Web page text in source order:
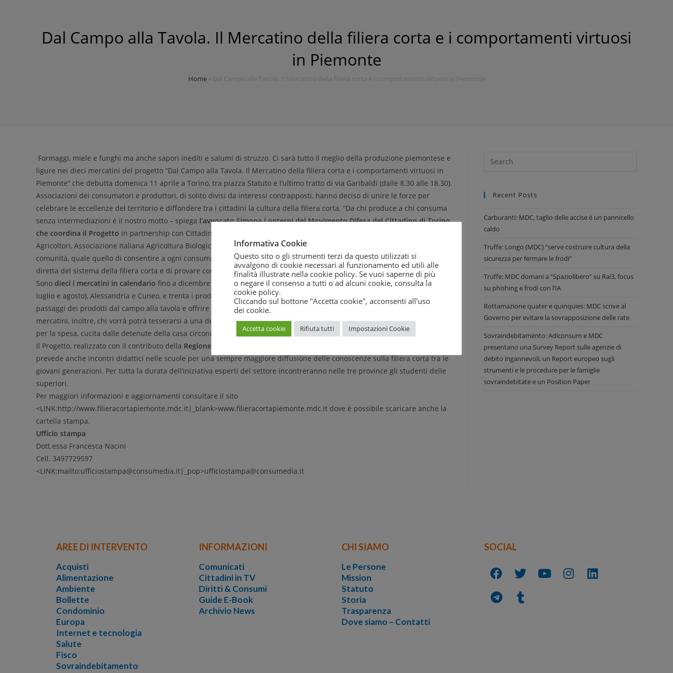
Dal Campo alla Tavola. Il Mercatino della filiera corta e i comportamenti virtuosi
in Piemonte
Home» Dal Campo alla Tavola. Il Mercatino della filiera corta e i comportamenti virtuosi in Piemonte
Formaggi, miele e funghi ma anche sapori inediti e salumi di struzzo. Ci sarà tutto il meglio della produzione piemontese e
ligure nei dieci mercatini del progetto “Dal Campo alla Tavola. Il Mercatino della filiera corta e i comportamenti virtuosi in
Piemonte” che debutta domenica 11 aprile a Torino, tra piazza Statuto e l’ultimo tratto di via Garibaldi (dalle 8.30 alle 18.30).
Associazioni dei consumatori e produttori, di solito divisi da interessi contrapposti, hanno deciso di unire le forze per
celebrare le eccellenze del territorio e diffondere tra i cittadini la cultura della filiera corta. “Da chi produce a chi consuma
senza intermediazioni è il nostro motto – spiega l’avvocato Simona Lonterni del Movimento Difesa del Cittadino di Torino
che coordina il Progetto in partnership con Cittadinanzattiva, MDC Nazionale, Consumedia, Confederazione Italiana
Agricoltori, Associazione Italiana Agricoltura Biologica, Confconsumatori e Assoutenti – vogliamo fornire un utile servizio alla
comunità, quale quello di consentire a ogni consumatore di usufruire e accedere a informazioni volte alla conoscenza
diretta del sistema della filiera corta e di provare con mano l’efficienza e l’efficacia di questo canale di vendita”.
Sono dieci i mercatini in calendario fino a dicembre 2010 tra Torino (dove saranno ogni prima domenica del mese, esclusi
luglio e agosto), Alessandria e Cuneo, e trenta i produttori che si alterneranno alla vendita diretta per abbattere tutti i
passaggi dei prodotti dal campo alla tavola e offrire qualità al giusto prezzo e nel rispetto dell’ambiente. Nel corso dei
mercatini, inoltre, chi vorrà potrà tesserarsi a una delle associazioni promotrici, ricevendo in cambio una borsa ecologica
per la spesa, cucita dalle detenute della casa circondariale di Torino.
Il Progetto, realizzato con il contributo della Regione Piemonte
prevede anche incontri didattici nelle scuole per una sempre maggiore diffusione delle conoscenze sulla filiera corta tra le
giovani generazioni. Per tutta la durata dell’iniziativa esperti del settore incontreranno nelle tre province gli studenti delle
superiori.
Per maggiori informazioni e aggiornamenti consultare il sito
<LINK:http://www.filieracortapiemonte.mdc.it|_blank>www.filieracortapiemonte.mdc.it dove è possibile scaricare anche la
cartella stampa.
Ufficio stampa
Dott.essa Francesca Nacini
Cell. 3497729597
<LINK:mailto:ufficiostampa@consumedia.it|_pop>ufficiostampa@consumedia.it
Recent Posts
Carburanti: MDC, taglio delle accise è un pannicello
caldo
Truffe: Longo (MDC) “serve costruire cultura della
sicurezza per fermare le frodi”
Truffe: MDC domani a “Spaziolibero” su Rai3, focus
su phishing e frodi con l’IA
Rottamazione quater e quinquies: MDC scrive al
Governo per evitare la sovrapposizione delle rate
Sovraindebitamento: Adiconsum e MDC
presentano una Survey Report sulle agenzie di
debito ingannevoli, un Report europeo sugli
strumenti e le procedure per le famiglie
sovraindebitate e un Position Paper
AREE DI INTERVENTO
Acquisti
Alimentazione
Ambiente
Bollette
Condominio
Europa
Internet e tecnologia
Salute
Fisco
Sovraindebitamento
INFORMAZIONI
Comunicati
Cittadini in TV
Diritti & Consumi
Guide E-Book
Archivio News
CHI SIAMO
Le Persone
Mission
Statuto
Storia
Trasparenza
Dove siamo – Contatti
SOCIAL
Informativa Cookie
Questo sito o gli strumenti terzi da questo utilizzati si
avvalgono di cookie necessari al funzionamento ed utili alle
finalità illustrate nella cookie policy. Se vuoi saperne di più
o negare il consenso a tutti o ad alcuni cookie, consulta la
cookie policy.
Cliccando sul bottone "Accetta cookie", acconsenti all’uso
dei cookie.
Accetta cookie Rifiuta tutti Impostazioni Cookie